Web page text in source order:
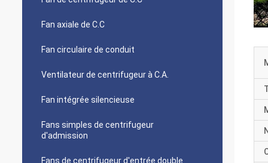
Fan axiale de C.C
Fan circulaire de conduit
Ventilateur de centrifugeur à C.A.
Fan intégrée silencieuse
Fans simples de centrifugeur
d'admission
Fans de centrifugeur d'entrée double